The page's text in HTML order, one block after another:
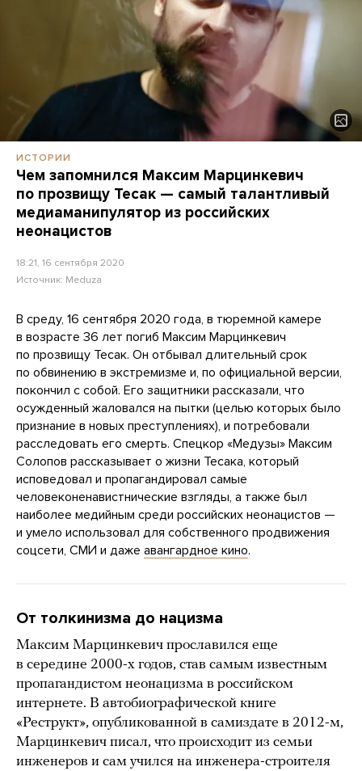
ИСТОРИИ
Чем запомнился Максим Марцинкевич
по прозвищу Тесак — самый талантливый
медиаманипулятор из российских
неонацистов
18:21, 16 сентября 2020
Источник: Meduza
В среду, 16 сентября 2020 года, в тюремной камере
в возрасте 36 лет погиб Максим Марцинкевич
по прозвищу Тесак. Он отбывал длительный срок
по обвинению в экстремизме и, по официальной версии,
покончил с собой. Его защитники рассказали, что
осужденный жаловался на пытки (целью которых было
признание в новых преступлениях), и потребовали
расследовать его смерть. Спецкор «Медузы» Максим
Солопов рассказывает о жизни Тесака, который
исповедовал и пропагандировал самые
человеконенавистнические взгляды, а также был
наиболее медийным среди российских неонацистов —
и умело использовал для собственного продвижения
соцсети, СМИ и даже авангардное кино.
От толкинизма до нацизма
Максим Марцинкевич прославился еще
в середине 2000-х годов, став самым известным
пропагандистом неонацизма в российском
интернете. В автобиографической книге
«Реструкт», опубликованной в самиздате в 2012-м,
Марцинкевич писал, что происходит из семьи
инженеров и сам учился на инженера-строителя